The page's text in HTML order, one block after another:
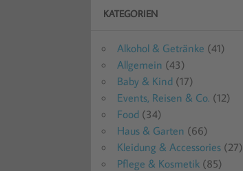
KATEGORIEN
Alkohol & Getränke (41)
Allgemein (43)
Baby & Kind (17)
Events, Reisen & Co. (12)
Food (34)
Haus & Garten (66)
Kleidung & Accessories (27)
Pflege & Kosmetik (85)